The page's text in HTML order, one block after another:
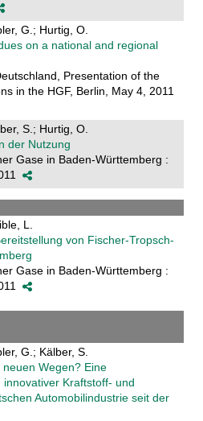
G.; Hurtig, O.
on a national and regional
Presentation of the
in the HGF, Berlin, May 4, 2011
S.; Hurtig, O.
der Nutzung
Gase in Baden-Württemberg :
L.
von Fischer-Tropsch-
Gase in Baden-Württemberg :
G.; Kälber, S.
Wegen? Eine
Kraftstoff- und
Automobilindustrie seit der